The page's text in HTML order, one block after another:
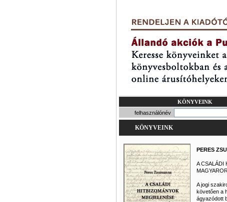
KÖNYVEINK
felhasználónév
KÖNYVEINK
PERES
A CSALÁDI
A jogi
követően a
ágyazódott